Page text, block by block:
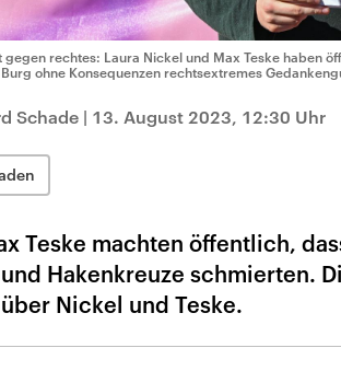
gegen rechtes: Laura Nickel und Max Teske haben
ohne Konsequenzen rechtsextremes
Schade | 13. August 2023, 12:30 Uhr
Teske machten öffentlich,
Hakenkreuze schmierten.
Nickel und Teske.